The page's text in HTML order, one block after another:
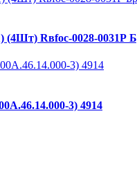
(4Шт) Rвfос-0028-0031Р
3) 4914